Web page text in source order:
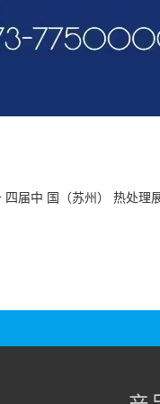
四届中 国（苏州） 热处理